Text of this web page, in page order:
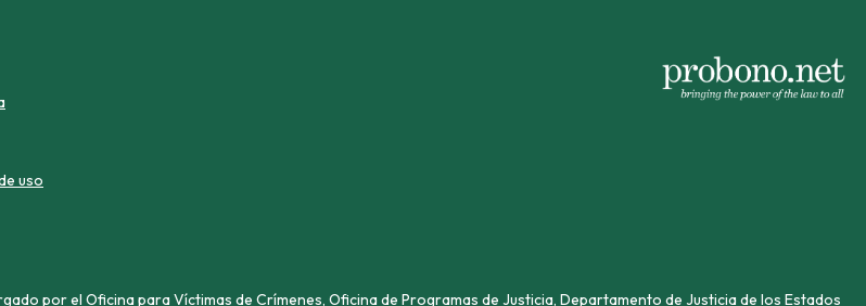
uso
por el Oficina para Víctimas de Crímenes, Oficina de Programas de Justicia, Departamento de Justicia de los Estados